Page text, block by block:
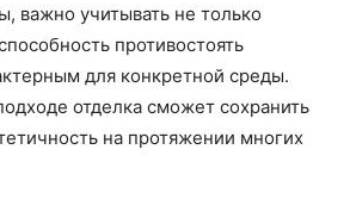
важно учитывать не только
противостоять
для конкретной среды.
отделка сможет сохранить
на протяжении многих